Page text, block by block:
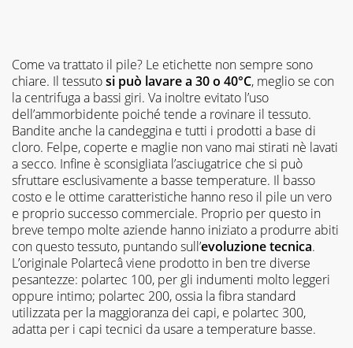
Come va trattato il pile? Le etichette non sempre sono
chiare. Il tessutosi può lavare a 30 o 40°C, meglio se con
la centrifuga a bassi giri. Va inoltre evitato l’uso
dell’ammorbidente poiché tende a rovinare il tessuto.
Bandite anche la candeggina e tutti i prodotti a base di
cloro. Felpe, coperte e maglie non vano mai stirati nè lavati
a secco. Infine è sconsigliata l’asciugatrice che si può
sfruttare esclusivamente a basse temperature. Il basso
costo e le ottime caratteristiche hanno reso il pile un vero
e proprio successo commerciale. Proprio per questo in
breve tempo molte aziende hanno iniziato a produrre abiti
con questo tessuto, puntando sull’evoluzione tecnica.
L’originale Polartecâ viene prodotto in ben tre diverse
pesantezze: polartec 100, per gli indumenti molto leggeri
oppure intimo; polartec 200, ossia la fibra standard
utilizzata per la maggioranza dei capi, e polartec 300,
adatta per i capi tecnici da usare a temperature basse.